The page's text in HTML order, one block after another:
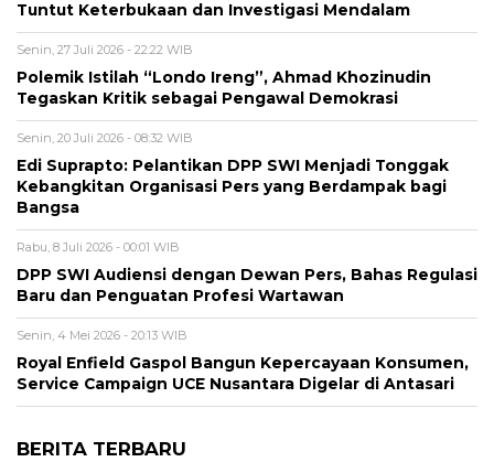
Tuntut Keterbukaan dan Investigasi Mendalam
Senin, 27 Juli 2026 - 22:22 WIB
Polemik Istilah “Londo Ireng”, Ahmad Khozinudin
Tegaskan Kritik sebagai Pengawal Demokrasi
Senin, 20 Juli 2026 - 08:32 WIB
Edi Suprapto: Pelantikan DPP SWI Menjadi Tonggak
Kebangkitan Organisasi Pers yang Berdampak bagi
Bangsa
Rabu, 8 Juli 2026 - 00:01 WIB
DPP SWI Audiensi dengan Dewan Pers, Bahas Regulasi
Baru dan Penguatan Profesi Wartawan
Senin, 4 Mei 2026 - 20:13 WIB
Royal Enfield Gaspol Bangun Kepercayaan Konsumen,
Service Campaign UCE Nusantara Digelar di Antasari
BERITA TERBARU